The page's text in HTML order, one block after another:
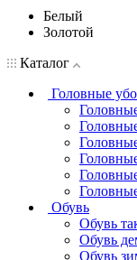
Белый
Золотой
Каталог
Головные
Обувь
Обувь
Обувь
Обувь